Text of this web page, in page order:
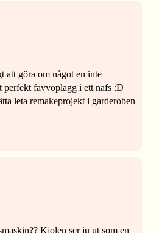
att göra om något en inte
perfekt favvoplagg i ett nafs :D
leta remakeprojekt i garderoben
Kjolen ser ju ut som en